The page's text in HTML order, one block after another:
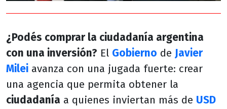
¿Podés comprar la ciudadanía argentina
con una inversión? El Gobierno de Javier
Milei avanza con una jugada fuerte: crear
una agencia que permita obtener la
ciudadanía a quienes inviertan más de USD